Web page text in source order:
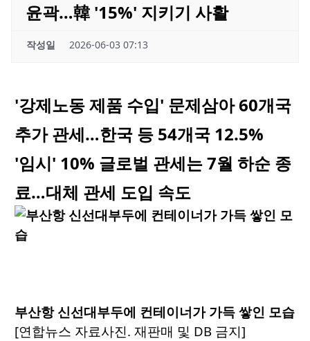
윤곽…韓 '15%' 지키기 사활
작성일 2026-06-03 07:13
'강제노동 제품 수입' 문제삼아 60개국
추가 관세…한국 등 54개국 12.5%
'임시' 10% 글로벌 관세는 7월 하순 종
료…대체 관세 도입 속도
부산항 신선대부두에 컨테이너가 가득 쌓인 모습
[연합뉴스 자료사진. 재판매 및 DB 금지]